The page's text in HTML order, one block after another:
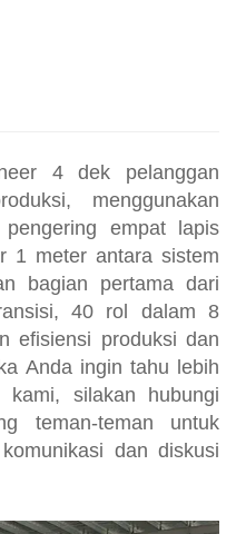
4 dek pelanggan
menggunakan
empat lapis
1 meter antara sistem
bagian pertama dari
40 rol dalam 8
efisiensi produksi dan
Anda ingin tahu lebih
kami, silakan hubungi
teman-teman untuk
dan diskusi